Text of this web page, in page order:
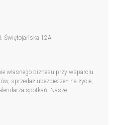
Świętojańska 12A
własnego biznesu przy wsparciu
sprzedaż ubezpieczeń na życie,
spotkań. Nasze